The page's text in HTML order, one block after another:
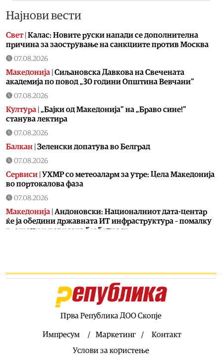
Најнови вести
Свет| Калас: Новите руски напади се дополнителна
причина за заострување на санкциите против Москва
07.08.2026
Македонија Сиљановска Давкова на Свечената
академија по повод „30 години Општина Вевчани“
07.08.2026
Култура „Бајки од Македонија“ на „Браво сине!“
станува лектира
07.08.2026
Балкан Зеленски допатува во Белград
07.08.2026
Сервиси УХМР со метеоаларм за утре: Цела Македонија
во портокалова фаза
07.08.2026
Македонија Андоновски: Националниот дата-центар
ќе ја обедини државната ИТ инфраструктура – помалку
трошоци и повисока безбедност
Скокна минималниот износ за К-15 – Еве
колку пари ќе ни легнат на сметка годинава
Не ги игнорирајте овие знаци: Бојлерот може да
Прва Република ДОО Скопје
Импресум Маркетинг
Контакт
Услови за користење